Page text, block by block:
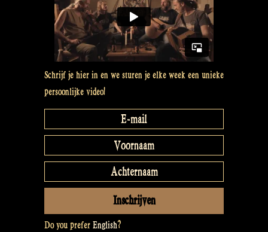
made
–
Rapalje
Show
78″
Schrijf je hier in en we sturen je elke week een unieke
persoonlijke video!
Do you prefer English?